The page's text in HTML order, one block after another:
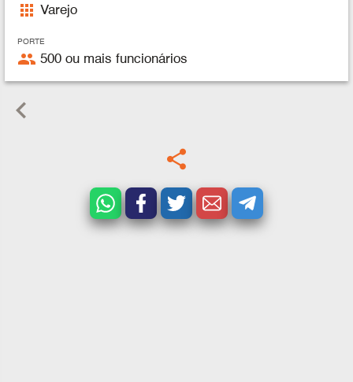
apps Varejo
PORTE
people 500 ou mais funcionários
keyboard_arrow_left
share